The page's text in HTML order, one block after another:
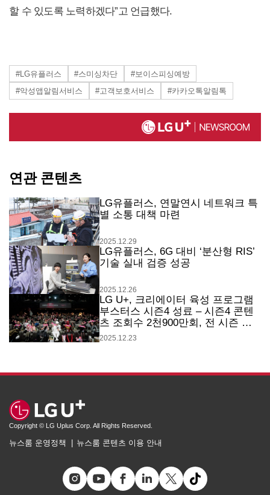
할 수 있도록 노력하겠다”고 언급했다.
#LG유플러스 #스미싱차단
#보이스피싱예방
#악성앱알림서비스
#고객보호서비스 #카카오톡알림톡
연관 콘텐츠
LG유플러스, 연말연시 네트워크 특
별 소통 대책 마련
2025.12.29
LG유플러스, 6G 대비 ‘분산형 RIS’
기술 실내 검증 성공
2025.12.26
LG U+, 크리에이터 육성 프로그램
부스터스 시즌4 성료 – 시즌4 콘텐
츠 조회수 2천900만회, 전 시즌 누
적 조회수 1억 500만 회 달성 –
2025.12.23
Copyright © LG Uplus Corp. All Rights Reserved.
뉴스룸 운영정책 뉴스룸 콘텐츠 이용 안내